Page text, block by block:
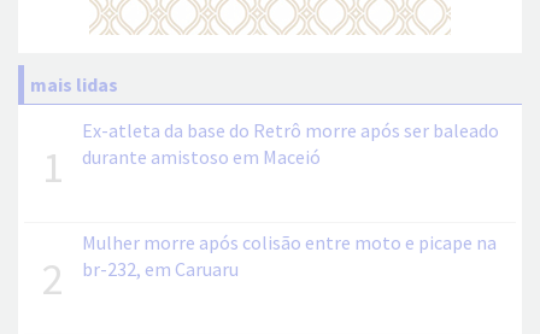
mais lidas
1
Ex-atleta da base do Retrô morre após ser baleado
durante amistoso em Maceió
2
Mulher morre após colisão entre moto e picape na
br-232, em Caruaru